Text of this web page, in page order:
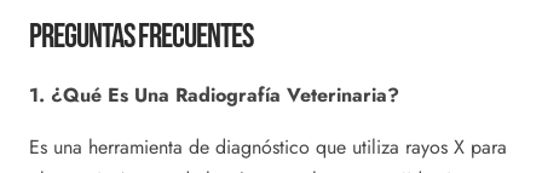
Preguntas Frecuentes
1. ¿Qué Es Una Radiografía Veterinaria?
Es una herramienta de diagnóstico que utiliza rayos X para